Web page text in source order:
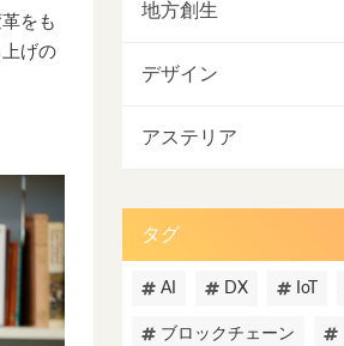
をも
げの
地方創生
デザイン
アステリア
タグ
AI DX IoT
ブロックチェーン